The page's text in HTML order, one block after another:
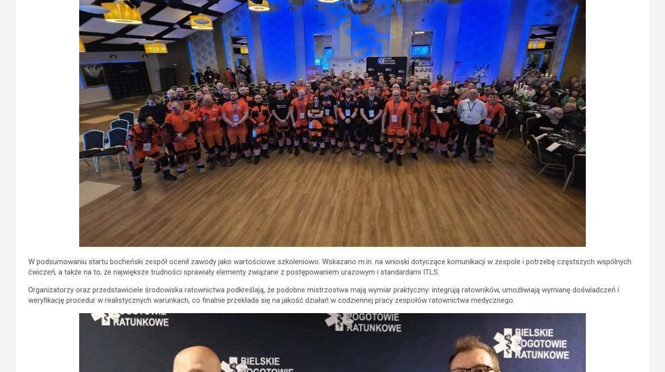
W podsumowaniu startu bocheński zespół ocenił zawody jako wartościowe szkoleniowo. Wskazano m.in. na wnioski dotyczące komunikacji w zespole i potrzebę częstszych wspólnych
ćwiczeń, a także na to, że największe trudności sprawiały elementy związane z postępowaniem urazowym i standardami ITLS.
Organizatorzy oraz przedstawiciele środowiska ratownictwa podkreślają, że podobne mistrzostwa mają wymiar praktyczny: integrują ratowników, umożliwiają wymianę doświadczeń i
weryfikację procedur w realistycznych warunkach, co finalnie przekłada się na jakość działań w codziennej pracy zespołów ratownictwa medycznego.